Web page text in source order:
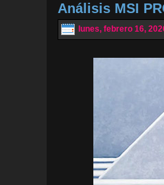
Análisis MSI
lunes, febrero 16,